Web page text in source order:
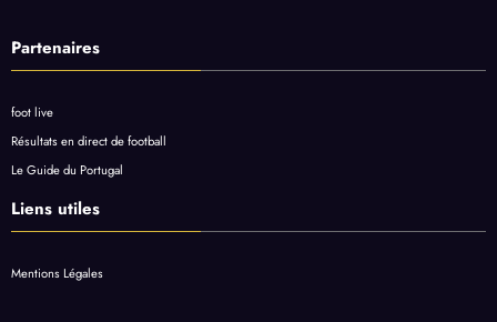
Partenaires
foot live
Résultats en direct de football
Le Guide du Portugal
Liens utiles
Mentions Légales